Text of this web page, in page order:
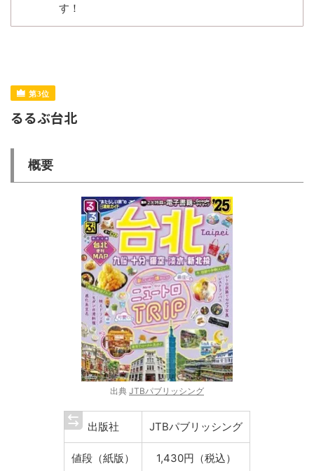
す！
るるぶ台北
概要
出典 JTBパブリッシング
出版社 JTBパブリッシング
値段（紙版） 1,430円（税込）